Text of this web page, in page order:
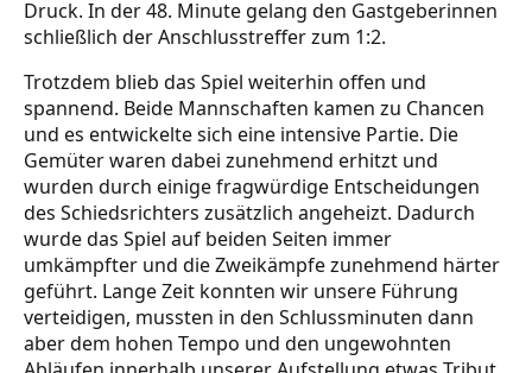
Druck. In der 48. Minute gelang den Gastgeberinnen
schließlich der Anschlusstreffer zum 1:2.
Trotzdem blieb das Spiel weiterhin offen und
spannend. Beide Mannschaften kamen zu Chancen
und es entwickelte sich eine intensive Partie. Die
Gemüter waren dabei zunehmend erhitzt und
wurden durch einige fragwürdige Entscheidungen
des Schiedsrichters zusätzlich angeheizt. Dadurch
wurde das Spiel auf beiden Seiten immer
umkämpfter und die Zweikämpfe zunehmend härter
geführt. Lange Zeit konnten wir unsere Führung
verteidigen, mussten in den Schlussminuten dann
aber dem hohen Tempo und den ungewohnten